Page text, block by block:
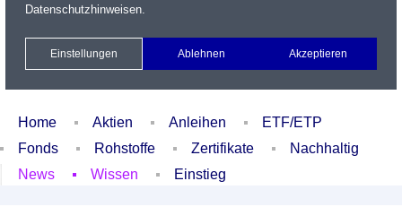
Xetra Realtime
Watchlist Portfolio Login
Home Aktien Anleihen
ETF/ETP
Fonds
Rohstoffe Zertifikate
Nachhaltig
News
Wissen Einstieg
Datenschutzhinweisen.
Einstellungen Ablehnen Akzeptieren